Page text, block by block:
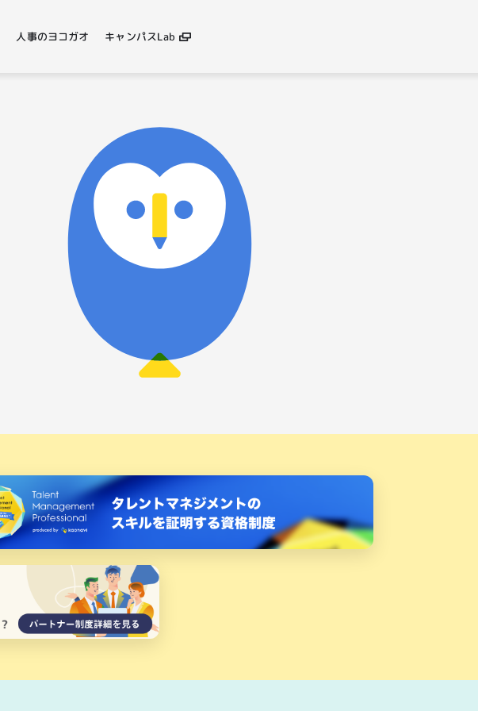
人事のヨコガオ キャンパスLab